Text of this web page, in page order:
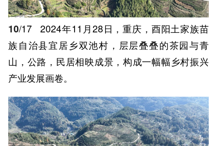
10/17
2024年11月28日，重庆，酉阳土家族苗
族自治县宜居乡双池村，层层叠叠的茶园与青
山，公路，民居相映成景，构成一幅幅乡村振兴
产业发展画卷。